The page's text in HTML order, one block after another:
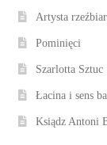
Artysta
Pominięci
Szarlotta Sztuc
Łacina i sens
Ksiądz Antoni